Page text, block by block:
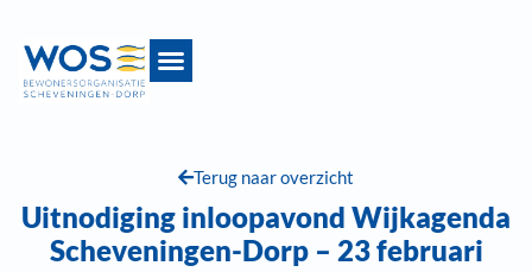
Terug naar overzicht
Uitnodiging inloopavond Wijkagenda
Scheveningen-Dorp – 23 februari